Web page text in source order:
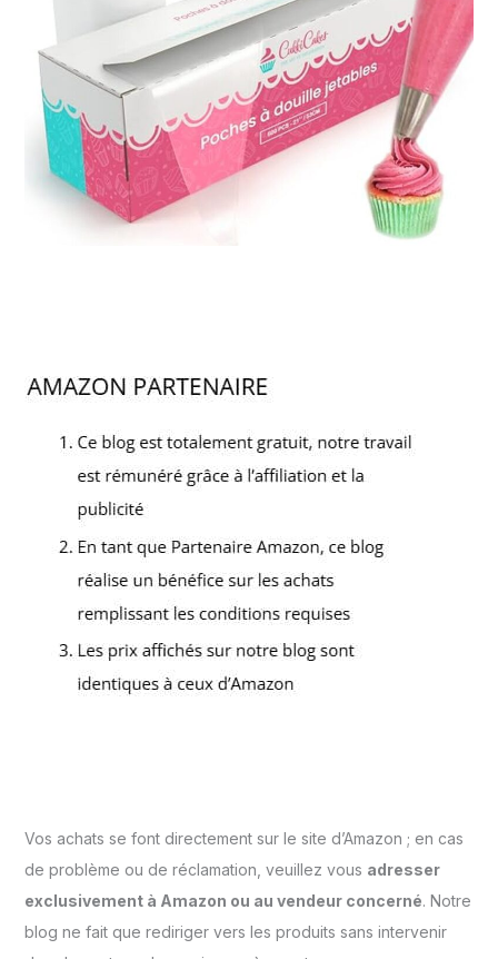
Vos achats se font directement sur le site d’Amazon ; en cas
de problème ou de réclamation, veuillez vous adresser
exclusivement à Amazon ou au vendeur concerné. Notre
blog ne fait que rediriger vers les produits sans intervenir